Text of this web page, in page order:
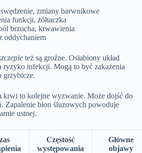
zmiany barwnikowe
funkcji, żółtaczka
brzucha, krwawienia
oddychaniem
też są groźne. Osłabiony układ
ryzyko infekcji. Mogą to być zakażenia
grzybicze.
krwi to kolejne wyzwanie. Może dojść do
Zapalenie błon śluzowych powoduje
ustnej.
Częstość
występowania
Główne
objawy